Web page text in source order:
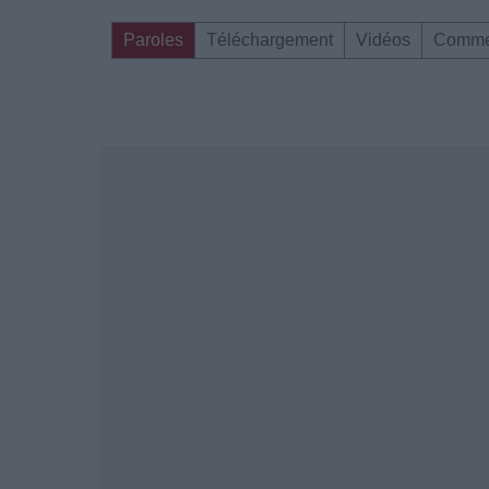
Paroles Téléchargement Vidéos